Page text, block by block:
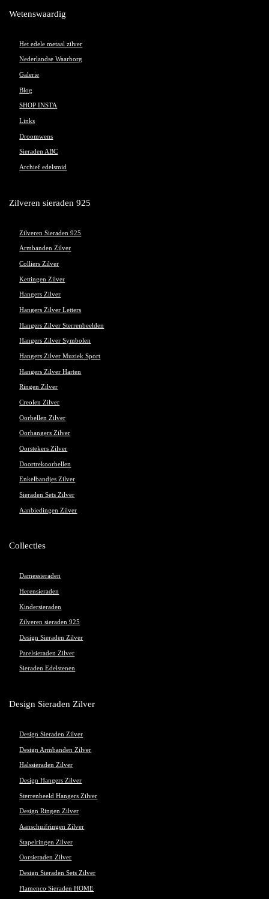
Wetenswaardig
Het edele metaal zilver
Nederlandse Waarborg
Galerie
Blog
SHOP INSTA
Links
Droomwens
Sieraden ABC
Archief edelsmid
Zilveren sieraden 925
Zilveren Sieraden 925
Armbanden Zilver
Colliers Zilver
Kettingen Zilver
Hangers Zilver
Hangers Zilver Letters
Hangers Zilver Sterrenbeelden
Hangers Zilver Symbolen
Hangers Zilver Muziek Sport
Hangers Zilver Harten
Ringen Zilver
Creolen Zilver
Oorbellen Zilver
Oorhangers Zilver
Oorstekers Zilver
Doortrekoorbellen
Enkelbandjes Zilver
Sieraden Sets Zilver
Aanbiedingen Zilver
Collecties
Damessieraden
Herensieraden
Kindersieraden
Zilveren sieraden 925
Design Sieraden Zilver
Parelsieraden Zilver
Sieraden Edelstenen
Design Sieraden Zilver
Design Sieraden Zilver
Design Armbanden Zilver
Halssieraden Zilver
Design Hangers Zilver
Sterrenbeeld Hangers Zilver
Design Ringen Zilver
Aanschuifringen Zilver
Stapelringen Zilver
Oorsieraden Zilver
Design Sieraden Sets Zilver
Flamenco Sieraden HOME